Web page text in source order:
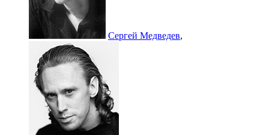
Сергей Медведев,